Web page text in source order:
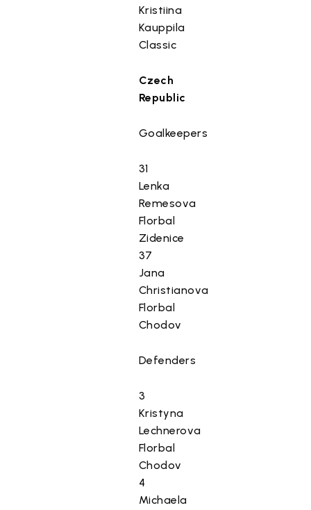
Kristiina
Kauppila
Classic
Czech
Republic
Goalkeepers
31
Lenka
Remesova
Florbal
Zidenice
37
Jana
Christianova
Florbal
Chodov
Defenders
3
Kristyna
Lechnerova
Florbal
Chodov
4
Michaela